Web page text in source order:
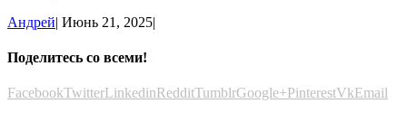
Андрей| Июнь 21, 2025|
Поделитесь со всеми!
FacebookTwitterLinkedinRedditTumblrGoogle+PinterestVkEmail